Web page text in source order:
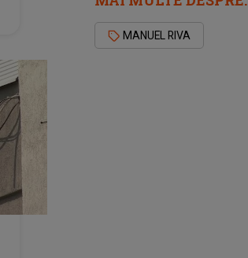
MANUEL RIVA